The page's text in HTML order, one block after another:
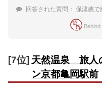
回答された質問： 保津峡で
[7位] 天然温泉 旅人
ン京都亀岡駅前